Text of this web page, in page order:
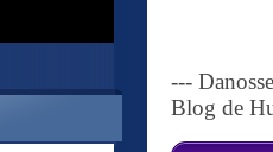
---
Blog de